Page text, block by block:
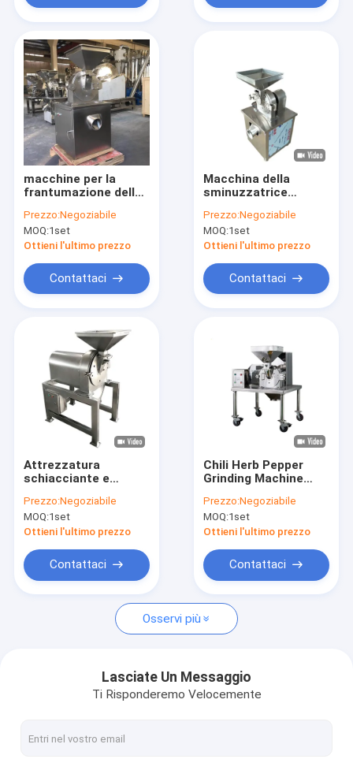
Prodotti
Chi siamo
Fatory Tour
notizie
Tutti i casi
Essiccatore di spruzzo centrifugo ad alta velocità
Essiccatore di vuoto di microonda
Essiccatore di spruzzo di pressione
macchine per la
frantumazione della
Profesional
Prezzo:Negoziabile
MOQ:1set
Ottieni l'ultimo prezzo
Contattaci
Macchina della
sminuzzatrice
3400rpm Herb
Grinding Machine
Low Noise dell'OEM
Prezzo:Negoziabile
MOQ:1set
Ottieni l'ultimo prezzo
Contattaci
Attrezzatura
schiacciante e
nero 7.5KW con la
maglia regolabile
Prezzo:Negoziabile
MOQ:1set
Ottieni l'ultimo prezzo
Contattaci
Chili Herb Pepper
Grinding Machine
di H
Prezzo:Negoziabile
MOQ:1set
Ottieni l'ultimo prezzo
Contattaci
Osservi più
Lasciate Un Messaggio
Ti Risponderemo Velocemente